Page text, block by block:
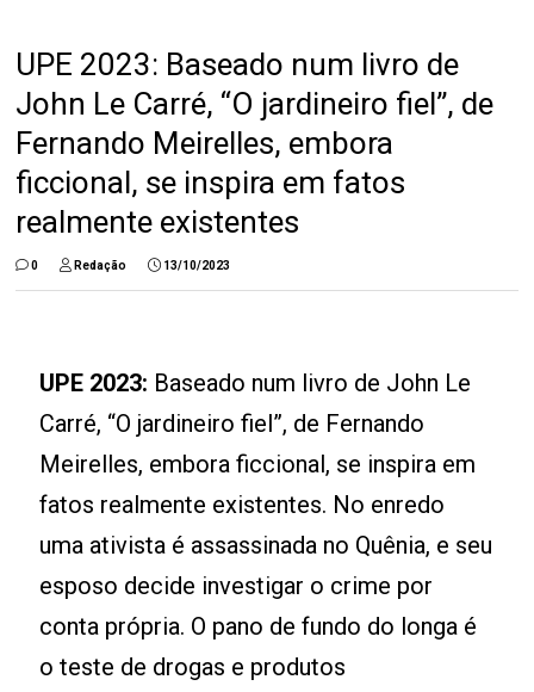
UPE 2023: Baseado num livro de
John Le Carré, “O jardineiro fiel”, de
Fernando Meirelles, embora
ficcional, se inspira em fatos
realmente existentes
0 Redação 13/10/2023
UPE 2023: Baseado num livro de John Le
Carré, “O jardineiro fiel”, de Fernando
Meirelles, embora ficcional, se inspira em
fatos realmente existentes. No enredo
uma ativista é assassinada no Quênia, e seu
esposo decide investigar o crime por
conta própria. O pano de fundo do longa é
o teste de drogas e produtos